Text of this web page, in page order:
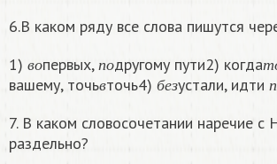
6.В каком ряду все слова пишутся
1)
в о первых, п о другому пути2) когда т
вашему, точьв
вточь4) б е з
бе зустали, идти п
п
7. В каком словосочетании наречие с
раздельно?